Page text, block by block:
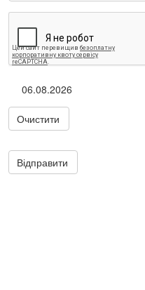
06.08.2026
Очистити
Відправити